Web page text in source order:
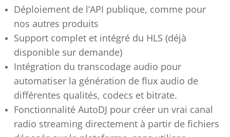
Déploiement de l’API publique, comme pour
nos autres produits
Support complet et intégré du HLS (déjà
disponible sur demande)
Intégration du transcodage audio pour
automatiser la génération de flux audio de
différentes qualités, codecs et bitrate.
Fonctionnalité AutoDJ pour créer un vrai canal
radio streaming directement à partir de fichiers